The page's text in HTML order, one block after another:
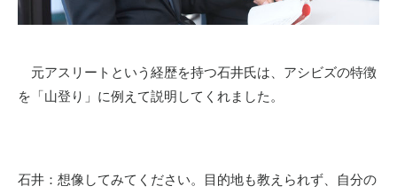
元アスリートという経歴を持つ石井氏は、アシビズの特徴
を「山登り」に例えて説明してくれました。
石井：想像してみてください。目的地も教えられず、自分の